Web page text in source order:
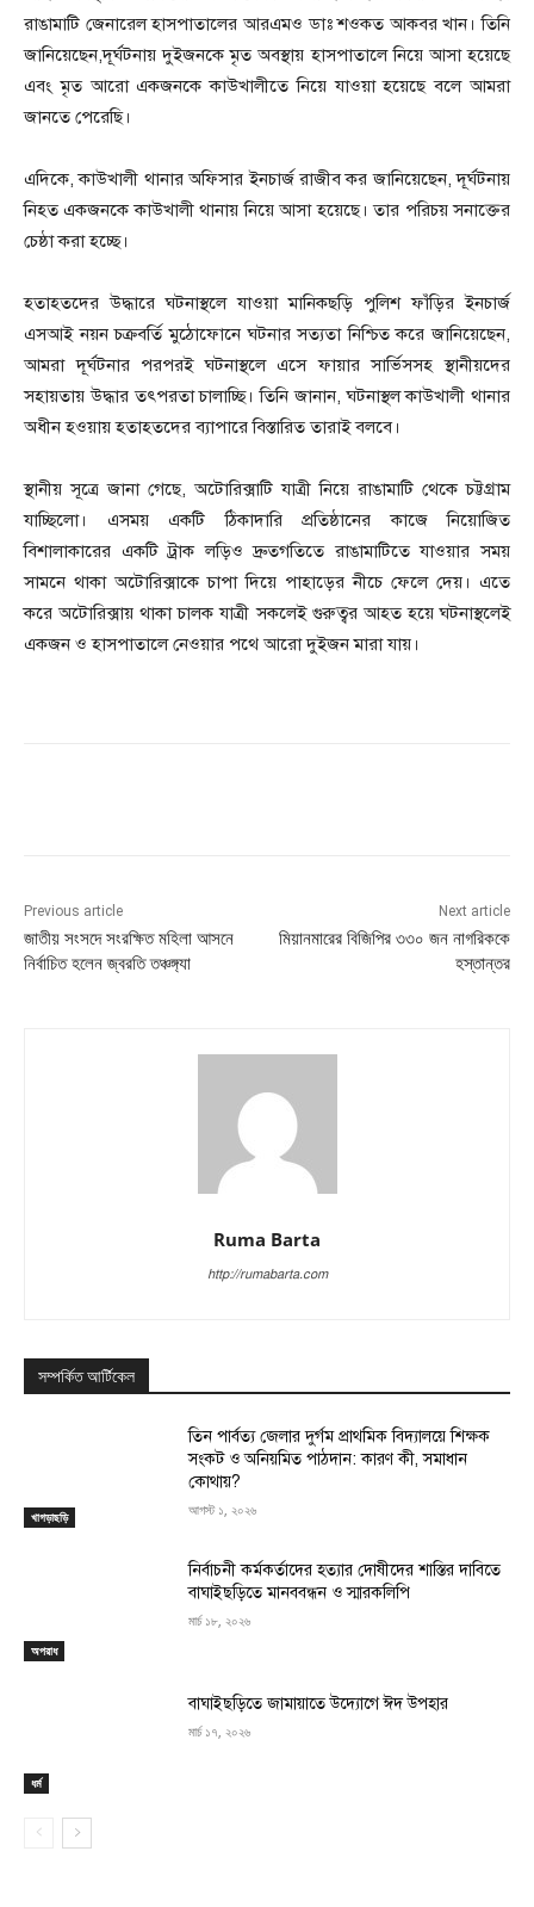
রাঙামাটি জেনারেল হাসপাতালের আরএমও ডাঃ শওকত আকবর খান। তিনি
জানিয়েছেন,দূর্ঘটনায় দুইজনকে মৃত অবস্থায় হাসপাতালে নিয়ে আসা হয়েছে
এবং মৃত আরো একজনকে কাউখালীতে নিয়ে যাওয়া হয়েছে বলে আমরা
জানতে পেরেছি।
এদিকে, কাউখালী থানার অফিসার ইনচার্জ রাজীব কর জানিয়েছেন, দূর্ঘটনায়
নিহত একজনকে কাউখালী থানায় নিয়ে আসা হয়েছে। তার পরিচয় সনাক্তের
চেষ্ঠা করা হচ্ছে।
হতাহতদের উদ্ধারে ঘটনাস্থলে যাওয়া মানিকছড়ি পুলিশ ফাঁড়ির ইনচার্জ
এসআই নয়ন চক্রবর্তি মুঠোফোনে ঘটনার সত্যতা নিশ্চিত করে জানিয়েছেন,
আমরা দূর্ঘটনার পরপরই ঘটনাস্থলে এসে ফায়ার সার্ভিসসহ স্থানীয়দের
সহায়তায় উদ্ধার তৎপরতা চালাচ্ছি। তিনি জানান, ঘটনাস্থল কাউখালী থানার
অধীন হওয়ায় হতাহতদের ব্যাপারে বিস্তারিত তারাই বলবে।
স্থানীয় সূত্রে জানা গেছে, অটোরিক্সাটি যাত্রী নিয়ে রাঙামাটি থেকে চট্টগ্রাম
যাচ্ছিলো। এসময় একটি ঠিকাদারি প্রতিষ্ঠানের কাজে নিয়োজিত
বিশালাকারের একটি ট্রাক লড়িও দ্রুতগতিতে রাঙামাটিতে যাওয়ার সময়
সামনে থাকা অটোরিক্সাকে চাপা দিয়ে পাহাড়ের নীচে ফেলে দেয়। এতে
করে অটোরিক্সায় থাকা চালক যাত্রী সকলেই গুরুত্বর আহত হয়ে ঘটনাস্থলেই
একজন ও হাসপাতালে নেওয়ার পথে আরো দুইজন মারা যায়।
Previous article
জাতীয় সংসদে সংরক্ষিত মহিলা আসনে
নির্বাচিত হলেন জ্বরতি তঞ্চঙ্গ্যা
Next article
মিয়ানমারের বিজিপির ৩৩০ জন নাগরিককে
হস্তান্তর
Ruma Barta
http://rumabarta.com
সম্পর্কিত আর্টিকেল
খাগড়াছড়ি
তিন পার্বত্য জেলার দুর্গম প্রাথমিক বিদ্যালয়ে শিক্ষক
সংকট ও অনিয়মিত পাঠদান: কারণ কী, সমাধান
কোথায়?
আগস্ট ১, ২০২৬
অপরাধ
নির্বাচনী কর্মকর্তাদের হত্যার দোষীদের শাস্তির দাবিতে
বাঘাইছড়িতে মানববন্ধন ও স্মারকলিপি
মার্চ ১৮, ২০২৬
ধর্ম
বাঘাইছড়িতে জামায়াতে উদ্যোগে ঈদ উপহার
মার্চ ১৭, ২০২৬